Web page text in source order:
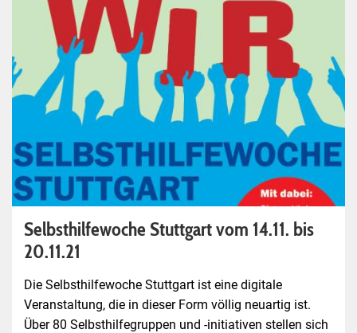
Selbsthilfewoche Stuttgart vom 14.11. bis
20.11.21
Die Selbsthilfewoche Stuttgart ist eine digitale
Veranstaltung, die in dieser Form völlig neuartig ist.
Über 80 Selbsthilfegruppen und -initiativen stellen sich